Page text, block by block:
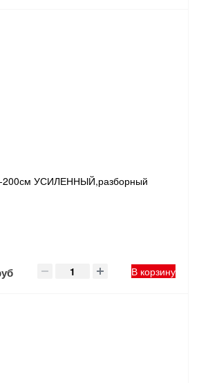
ТОВАРЫ, СВЕТОТЕХНИКА
200см УСИЛЕННЫЙ,разборный
В корзину